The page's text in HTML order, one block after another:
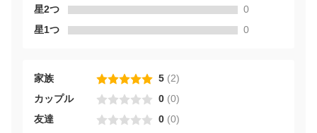
星2つ
0
星1つ
0
家族 5 (2)
カップル
0 (0)
友達
0 (0)